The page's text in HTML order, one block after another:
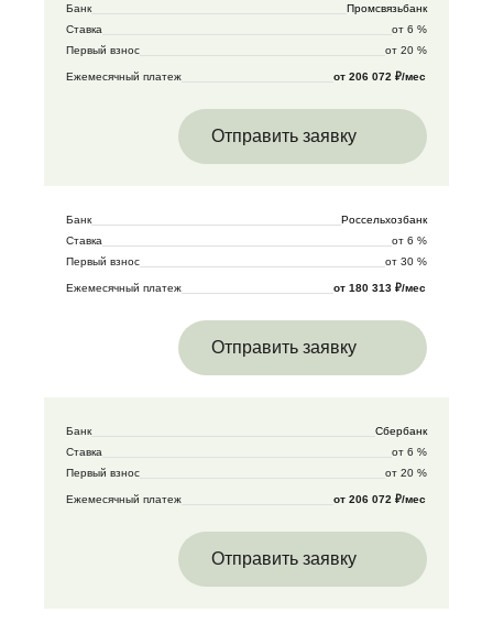
Банк
Промсвязьбанк
Ставка
от 6 %
Первый взнос
от 20 %
Ежемесячный платеж от 206 072 ₽/мес
Отправить заявку
Банк
Россельхозбанк
Ставка
от 6 %
Первый взнос
от 30 %
Ежемесячный платеж от 180 313 ₽/мес
Отправить заявку
Банк
Сбербанк
Ставка
от 6 %
Первый взнос
от 20 %
Ежемесячный платеж от 206 072 ₽/мес
Отправить заявку